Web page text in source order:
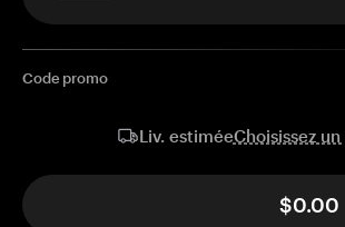
Code promo
Liv. estiméeChoisissez un
$0.00